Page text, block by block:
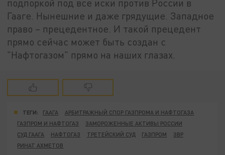
подпоркой под все иски против России в
Гааге. Нынешние и даже грядущие. Западное
право – прецедентное. И такой прецедент
прямо сейчас может быть создан с
"Нафтогазом" прямо на наших глазах.
ТЕГИ: ГААГА
АРБИТРАЖНЫЙ СПОР ГАЗПРОМА И НАФТОГАЗА
ГАЗПРОМ И НАФТОГАЗ
ЗАМОРОЖЕННЫЕ АКТИВЫ РОССИИ
СУД ГААГА
НАФТОГАЗ ТРЕТЕЙСКИЙ СУД ГАЗПРОМ
ЗВР
РИНАТ АХМЕТОВ